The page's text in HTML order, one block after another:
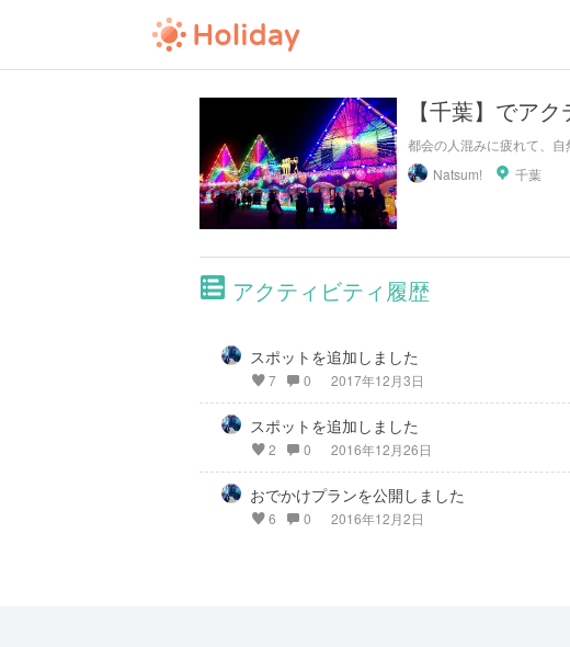
【千葉】でア
都会の人混みに疲れて、
Natsum!
千葉
アクティビティ履歴
スポットを追加しました
7 0 2017年12月3日
スポットを追加しました
2 0 2016年12月26日
おでかけプランを公開しました
6 0 2016年12月2日